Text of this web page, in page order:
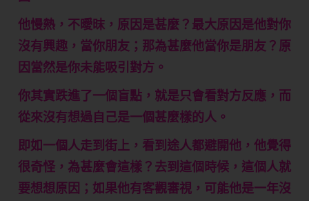
他慢熱，不曖昩，原因是甚麼？最大原因是他對你
沒有興趣，當你朋友；那為甚麼他當你是朋友？原
因當然是你未能吸引對方。
你其實跌進了一個盲點，就是只會看對方反應，而
從來沒有想過自己是一個甚麼樣的人。
即如一個人走到街上，看到途人都避開他，他覺得
很奇怪，為甚麼會這樣？去到這個時候，這個人就
要想想原因；如果他有客觀審視，可能他是一年沒